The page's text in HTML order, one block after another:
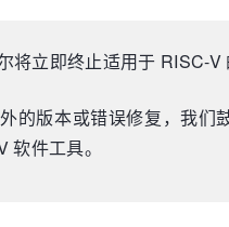
将立即终止适用于 RISC-
的版本或错误修复，我们
件工具。